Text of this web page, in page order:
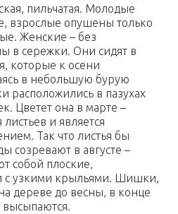
пильчатая. Молодые
взрослые опушены только
Женские – без
в сережки. Они сидят в
которые к осени
в небольшую бурую
в пазухах
Цветет она в марте –
и является
Так что листья бы
созревают в августе –
собой плоские,
с узкими крыльями. Шишки,
дереве до весны, в конце